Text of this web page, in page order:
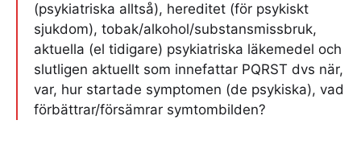
(psykiatriska alltså), hereditet (för psykiskt
sjukdom), tobak/alkohol/substansmissbruk,
aktuella (el tidigare) psykiatriska läkemedel och
slutligen aktuellt som innefattar PQRST dvs när,
var, hur startade symptomen (de psykiska), vad
förbättrar/försämrar symtombilden?